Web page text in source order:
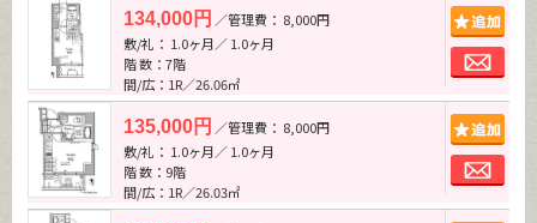
134,000円 ／管理費： 8,000円
敷/礼： 1.0ヶ月／ 1.0ヶ月
階 数：7階
間/広：1R／26.06㎡
135,000円 ／管理費： 8,000円
敷/礼： 1.0ヶ月／ 1.0ヶ月
階 数：9階
間/広：1R／26.03㎡